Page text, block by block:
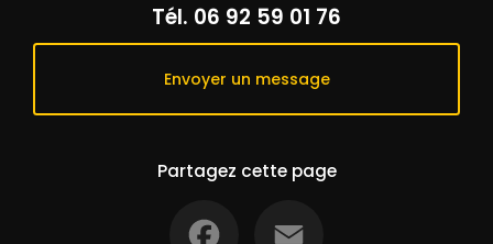
Tél. 06 92 59 01 76
Envoyer un message
Partagez cette page